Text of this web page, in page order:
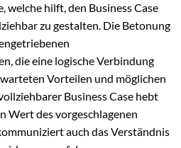
hilft, den Business Case
zu gestalten. Die Betonung
die eine logische Verbindung
Vorteilen und möglichen
Business Case hebt
Wert des vorgeschlagenen
auch das Verständnis